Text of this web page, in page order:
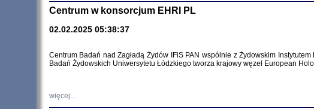
SZCZĘŚCIE
Losy kobiet
Centrum w konsorcjum EHRI PL
02.02.2025 05:38:37
Centrum Badań nad Zagładą Żydów IFiS PAN wspólnie z Żydowskim
Badań Żydowskich Uniwersytetu Łódzkiego tworza krajowy węzeł European
więcej...